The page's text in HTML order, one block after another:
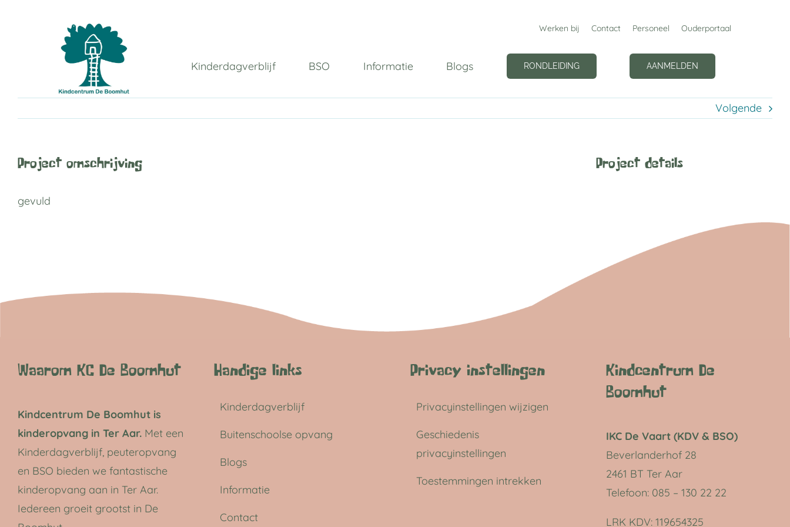
Werken bij Contact Personeel Ouderportaal
Kinderdagverblijf BSO Informatie Blogs RONDLEIDING AANMELDEN
Volgende
Project omschrijving
gevuld
Project details
Waarom KC De Boomhut
Kindcentrum De Boomhut is
kinderopvang in Ter Aar.Met een
Kinderdagverblijf, peuteropvang
en BSO bieden we fantastische
kinderopvang aan in Ter Aar.
Iedereen groeit grootst in De
Handige links
Kinderdagverblijf
Buitenschoolse opvang
Blogs
Informatie
Contact
Privacy instellingen
Privacyinstellingen wijzigen
Geschiedenis
privacyinstellingen
Toestemmingen intrekken
Kindcentrum De
Boomhut
IKC De Vaart (KDV & BSO)
Beverlanderhof 28
2461 BT Ter Aar
Telefoon: 085 – 130 22 22
LRK KDV:119654325